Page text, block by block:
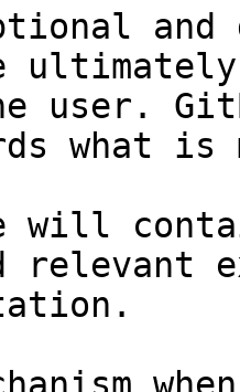
and
user.
what
will
relevant